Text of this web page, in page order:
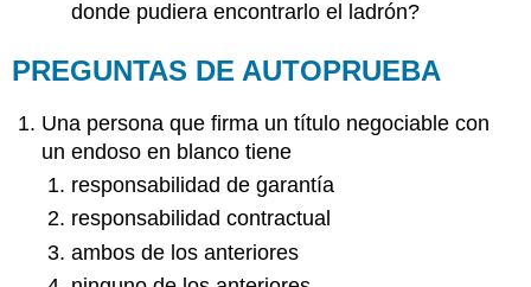
donde pudiera encontrarlo el ladrón?
PREGUNTAS DE AUTOPRUEBA
Una persona que firma un título negociable con
un endoso en blanco tiene
responsabilidad de garantía
responsabilidad contractual
ambos de los anteriores